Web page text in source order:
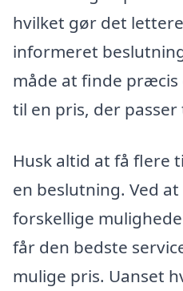
hvilket gør det
informeret
måde at finde
til en pris, der
Husk altid at få
en beslutning. Ved
forskellige
får den bedste
mulige pris. Uanset